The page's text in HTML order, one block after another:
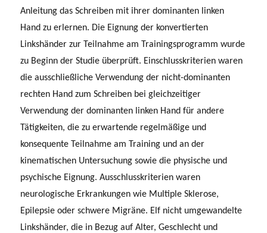
Anleitung das Schreiben mit ihrer dominanten linken
Hand zu erlernen. Die Eignung der konvertierten
Linkshänder zur Teilnahme am Trainingsprogramm wurde
zu Beginn der Studie überprüft. Einschlusskriterien waren
die ausschließliche Verwendung der nicht-dominanten
rechten Hand zum Schreiben bei gleichzeitiger
Verwendung der dominanten linken Hand für andere
Tätigkeiten, die zu erwartende regelmäßige und
konsequente Teilnahme am Training und an der
kinematischen Untersuchung sowie die physische und
psychische Eignung. Ausschlusskriterien waren
neurologische Erkrankungen wie Multiple Sklerose,
Epilepsie oder schwere Migräne. Elf nicht umgewandelte
Linkshänder, die in Bezug auf Alter, Geschlecht und